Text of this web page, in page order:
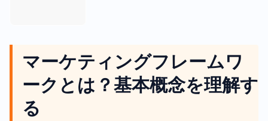
マーケティングフレームワ
ークとは？基本概念を理解す
る